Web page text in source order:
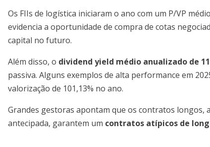
Os FIIs de logística iniciaram o ano com um P/VP
evidencia a oportunidade de compra de cotas
capital no futuro.
Além disso, o dividend yield médio anualizado de
passiva. Alguns exemplos de alta performance em
valorização de 101,13% no ano.
Grandes gestoras apontam que os contratos longos,
antecipada, garantem um contratos atípicos de